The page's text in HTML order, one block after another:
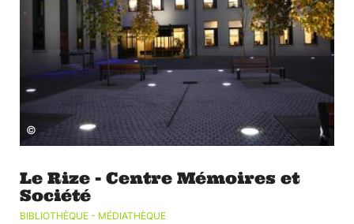
©
Le Rize - Centre Mémoires et
Société
BIBLIOTHÈQUE - MÉDIATHÈQUE